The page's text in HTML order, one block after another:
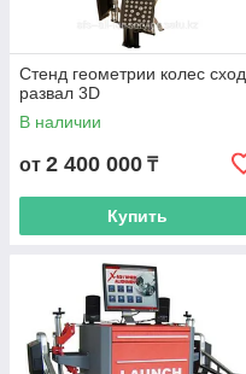
Стенд геометрии колес сход
развал 3D
В наличии
от 2 400 000 ₸
Купить